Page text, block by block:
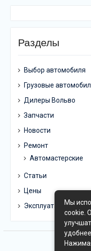
Разделы
Выбор автомобиля
Грузовые
Дилеры Вольво
Запчасти
Новости
Ремонт
Автомастерские
Статьи
Цены
ЭксплуатацияМы
cookie.
удобнее.